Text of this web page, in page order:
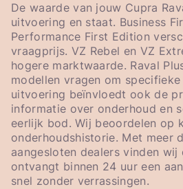
De waarde van jouw Cupra
uitvoering en staat. Business
Performance First Edition
vraagprijs. VZ Rebel en VZ
hogere marktwaarde. Raval
modellen vragen om
uitvoering beïnvloedt ook de
informatie over onderhoud en
eerlijk bod. Wij beoordelen op
onderhoudshistorie. Met meer
aangesloten dealers vinden wij
ontvangt binnen 24 uur een
snel zonder verrassingen.